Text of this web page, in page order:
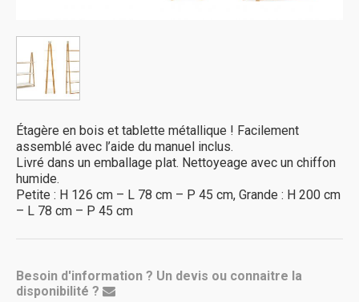
Étagère en bois et tablette métallique ! Facilement
assemblé avec l’aide du manuel inclus.
Livré dans un emballage plat. Nettoyeage avec un chiffon
humide.
Petite : H 126 cm – L 78 cm – P 45 cm, Grande : H 200 cm
– L 78 cm – P 45 cm
Besoin d'information ? Un devis ou connaitre la
disponibilité ?